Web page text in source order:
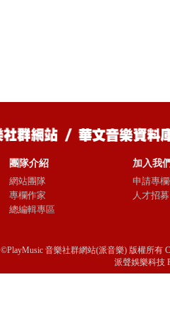
團隊介紹
網站團隊
專欄作家
總編輯專區
加入我
申請專
人才招募
©PlayMusic 音樂社群網站(派音樂) 版權所有
派聲娛樂科技